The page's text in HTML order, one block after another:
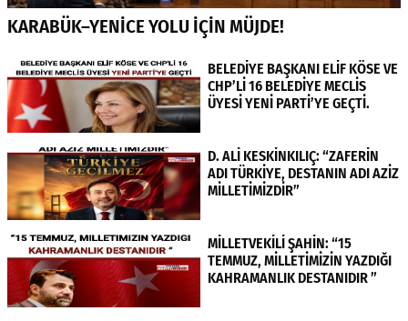
KARABÜK–YENİCE YOLU İÇİN MÜJDE!
BELEDİYE BAŞKANI ELİF KÖSE VE
CHP’Lİ 16 BELEDİYE MECLİS
ÜYESİ YENİ PARTİ’YE GEÇTİ.
D. ALİ KESKİNKILIÇ: “ZAFERİN
ADI TÜRKİYE, DESTANIN ADI AZİZ
MİLLETİMİZDİR”
MİLLETVEKİLİ ŞAHİN: “15
TEMMUZ, MİLLETİMİZİN YAZDIĞI
KAHRAMANLIK DESTANIDIR ”